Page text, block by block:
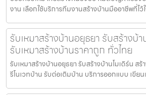
งาน เลือกใช้บริการทีมงานสร้างบ้านมืออาชีพที่ไว้
รับเหมาสร้างบ้านอยุธยา รับสร้างบ้
รับเหมาสร้างบ้านราคาถูก ทั่วไทย
รับเหมาสร้างบ้านอยุธยา รับสร้างบ้านโมเดิร์น สร้
รีโนเวทบ้าน รับต่อเติมบ้าน บริการออกแบบ เขีย